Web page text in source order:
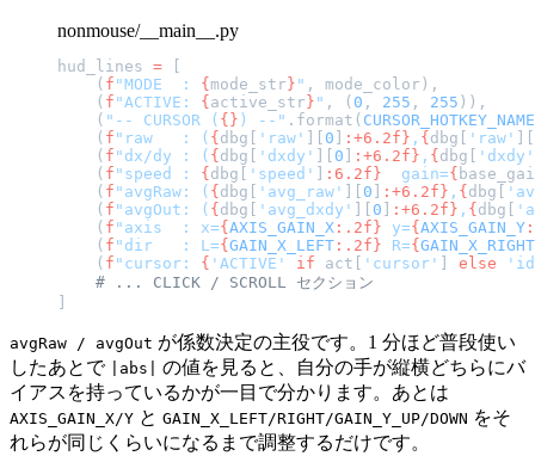
nonmouse/__main__.py
hud_lines =
    (
f "MODE  : { mode_str } " , mode_color),
    (
f "ACTIVE: { active_str } " , ( 0 , 255 , 255 )),
    (
"-- CURSOR ( {} ) --" .format( CURSOR_HOTKEY_NAME
    (
f "raw   : ( { dbg[ 'raw' 0 :+6.2f} , { dbg[ 'raw'
    (
f "dx/dy : ( { dbg[ 'dxdy' 0 :+6.2f} , { dbg[
'dxdy'
    (
f "speed : { dbg[ 'speed' :6.2f}
  gain=
{
    (
f "avgRaw: ( { dbg[ 'avg_raw' 0 :+6.2f} , { dbg[
    (
f "avgOut: ( { dbg[ 'avg_dxdy' 0 :+6.2f} , { dbg[
    (
f "axis  : x={ AXIS_GAIN_X :.2f} y={ AXIS_GAIN_Y
    (
f "dir   : L={ GAIN_X_LEFT :.2f} R={ GAIN_X_RIGHT
    (
f "cursor: { 'ACTIVE' if act[ 'cursor' else
    # ... CLICK / SCROLL セクション
avgRaw / avgOut が係数決定の主役です。1 分ほど普段使い
したあとで
|abs|
の値を見ると、自分の手が縦横どちらにバ
イアスを持っているかが一目で分かります。あとは
AXIS_GAIN_X/Y と GAIN_X_LEFT/RIGHT/GAIN_Y_UP/DOWN をそ
れらが同じくらいになるまで調整するだけです。